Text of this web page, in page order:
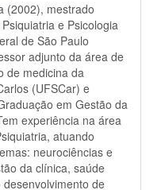
(2002), mestrado
e Psicologia
de São Paulo
adjunto da área de
de medicina da
(UFSCar) e
em Gestão da
experiência na área
atuando
neurociências e
da clínica, saúde
de